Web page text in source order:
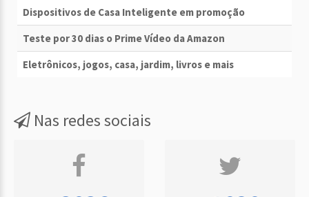
Dispositivos de Casa Inteligente em promoção
Teste por 30 dias o Prime Vídeo da Amazon
Eletrônicos, jogos, casa, jardim, livros e mais
Nas redes sociais